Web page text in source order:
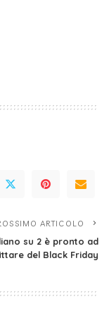
ARTICOLO
su 2 è pronto ad
del Black Friday